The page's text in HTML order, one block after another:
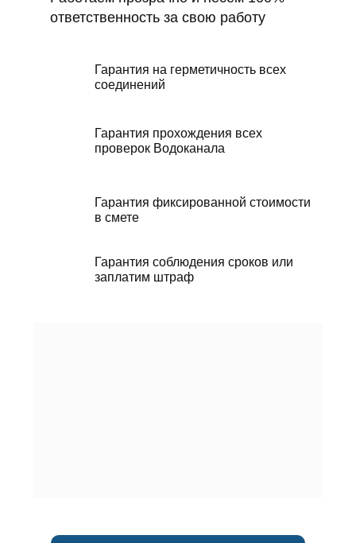
Гарантия на герметичность всех
соединений
ответственность за свою работу
Гарантия прохождения всех
проверок Водоканала
Гарантия фиксированной стоимости
в смете
Гарантия соблюдения сроков или
заплатим штраф